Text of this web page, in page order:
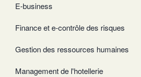
E-business
Finance et e-contrôle des risques
Gestion des ressources humaines
Management de l'hotellerie